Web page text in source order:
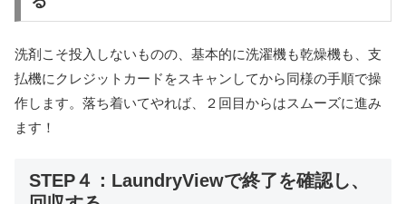
洗剤こそ投入しないものの、基本的に洗濯機も乾燥機も、支
払機にクレジットカードをスキャンしてから同様の手順で操
作します。落ち着いてやれば、２回目からはスムーズに進み
ます！
STEP４：LaundryViewで終了を確認し、